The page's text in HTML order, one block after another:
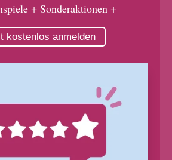
+ Sonderaktionen +
kostenlos anmelden